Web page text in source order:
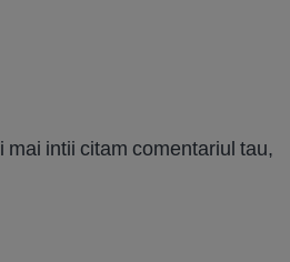
mai intii citam comentariul tau,